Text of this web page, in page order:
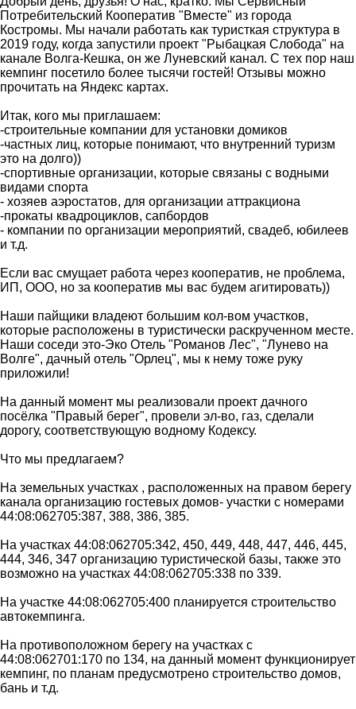
Потребительский Кооператив "Вместе" из города
Костромы. Мы начали работать как туристкая структура в
2019 году, когда запустили проект "Рыбацкая Слобода" на
канале Волга-Кешка, он же Луневский канал. С тех пор наш
кемпинг посетило более тысячи гостей! Отзывы можно
прочитать на Яндекс картах.
Итак, кого мы приглашаем:
-строительные компании для установки домиков
-частных лиц, которые понимают, что внутренний туризм
это на долго))
-спортивные организации, которые связаны с водными
видами спорта
- хозяев аэростатов, для организации аттракциона
-прокаты квадроциклов, сапбордов
- компании по организации мероприятий, свадеб, юбилеев
и т.д.
Если вас смущает работа через кооператив, не проблема,
ИП, ООО, но за кооператив мы вас будем агитировать))
Наши пайщики владеют большим кол-вом участков,
которые расположены в туристически раскрученном месте.
Наши соседи это-Эко Отель "Романов Лес", "Лунево на
Волге", дачный отель "Орлец", мы к нему тоже руку
приложили!
На данный момент мы реализовали проект дачного
посёлка "Правый берег", провели эл-во, газ, сделали
дорогу, соответствующую водному Кодексу.
Что мы предлагаем?
На земельных участках , расположенных на правом берегу
канала организацию гостевых домов- участки с номерами
44:08:062705:387, 388, 386, 385.
На участках 44:08:062705:342, 450, 449, 448, 447, 446, 445,
444, 346, 347 организацию туристической базы, также это
возможно на участках 44:08:062705:338 по 339.
На участке 44:08:062705:400 планируется строительство
автокемпинга.
На противоположном берегу на участках с
44:08:062701:170 по 134, на данный момент функционирует
кемпинг, по планам предусмотрено строительство домов,
бань и т.д.